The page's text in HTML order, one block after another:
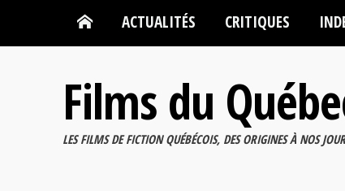
ACTUALITÉS CRITIQUES
Films du
LES FILMS DE FICTION QUÉBÉCOIS, DES ORIGINES À NOS